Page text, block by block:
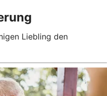
Liebling den